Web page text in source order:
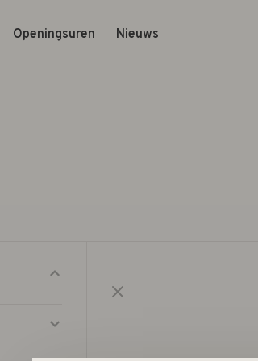
Openingsuren Nieuws